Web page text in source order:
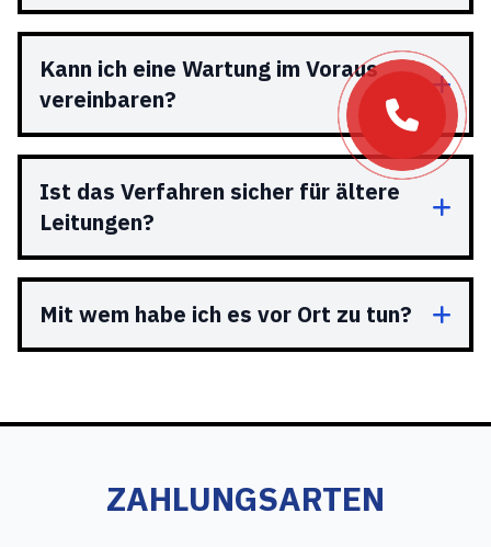
Kann ich eine Wartung im Voraus
vereinbaren?
Ist das Verfahren sicher für ältere
Leitungen?
Mit wem habe ich es vor Ort zu tun?
ZAHLUNGSARTEN